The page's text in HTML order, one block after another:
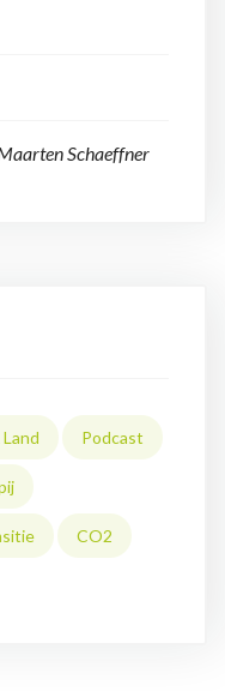
Schaeffner
Podcast
CO2